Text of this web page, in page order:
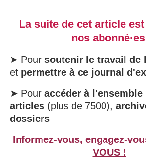
La suite de cet article
nos
➤ Pour soutenir le travail de
et permettre à ce journal
➤ Pour accéder à l'ensemble
articles (plus de 7500),
dossiers
Informez-vous, engagez-
VOUS !